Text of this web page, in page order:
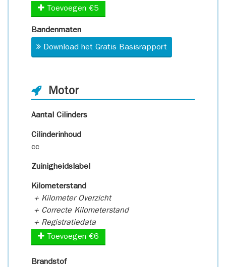
Toevoegen €5
Bandenmaten
Download het Gratis Basisrapport
Motor
Aantal Cilinders
Cilinderinhoud
cc
Zuinigheidslabel
Kilometerstand
+ Kilometer Overzicht
+ Correcte Kilometerstand
+ Registratiedata
Toevoegen €6
Brandstof